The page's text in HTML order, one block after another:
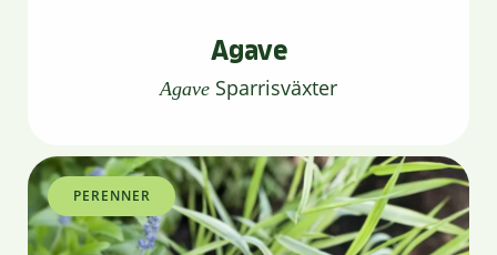
Agave
Agave Sparrisväxter
PERENNER